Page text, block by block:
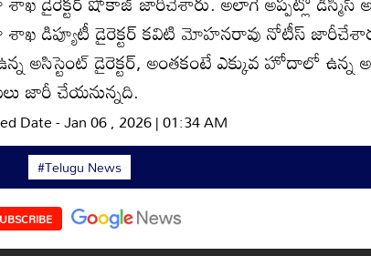
డిప్యూటీ డైరెక్టర్‌ కవిటి మోహనరావు నోటీస్‌
అసిస్టెంట్‌ డైరెక్టర్‌, అంతకంటే ఎక్కువ హోదాలో ఉన్న
జారీ చేయనున్నది.
Date - Jan 06 , 2026 | 01:34 AM
#Telugu News